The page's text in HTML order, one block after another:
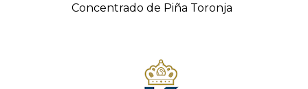
Concentrado de Piña Toronja